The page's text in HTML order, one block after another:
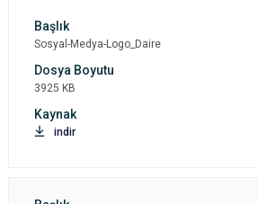
Sosyal-Medya-Logo_Daire
3925 KB
indir